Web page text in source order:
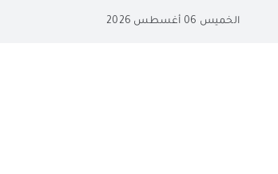
الخميس 06 أغسطس 2026